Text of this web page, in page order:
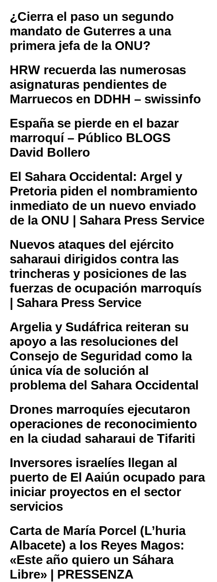
¿Cierra el paso un segundo
mandato de Guterres a una
primera jefa de la ONU?
HRW recuerda las numerosas
asignaturas pendientes de
Marruecos en DDHH – swissinfo
España se pierde en el bazar
marroquí – Público BLOGS
David Bollero
El Sahara Occidental: Argel y
Pretoria piden el nombramiento
inmediato de un nuevo enviado
de la ONU | Sahara Press Service
Nuevos ataques del ejército
saharaui dirigidos contra las
trincheras y posiciones de las
fuerzas de ocupación marroquís
| Sahara Press Service
Argelia y Sudáfrica reiteran su
apoyo a las resoluciones del
Consejo de Seguridad como la
única vía de solución al
problema del Sahara Occidental
Drones marroquíes ejecutaron
operaciones de reconocimiento
en la ciudad saharaui de Tifariti
Inversores israelíes llegan al
puerto de El Aaiún ocupado para
iniciar proyectos en el sector
servicios
Carta de María Porcel (L’huria
Albacete) a los Reyes Magos:
«Este año quiero un Sáhara
Libre» | PRESSENZA